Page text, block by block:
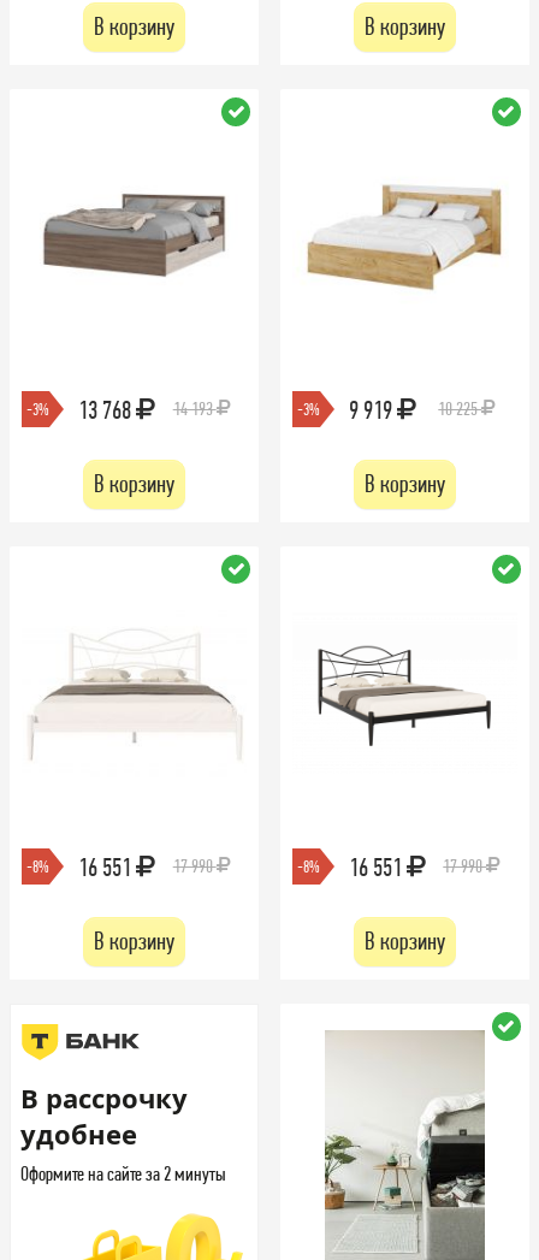
В корзину В корзину
-3% 13 768 14 193
В корзину
-3% 9 919 10 225
В корзину
-8% 16 551 17 990
В корзину
-8% 16 551 17 990
В корзину
В рассрочку
удобнее
Оформите на сайте за 2 минуты